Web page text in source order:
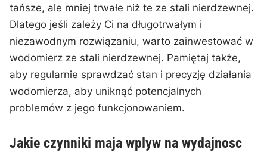
⁢tańsze, ale mniej trwałe niż te ze stali nierdzewnej.
Dlatego jeśli zależy Ci ​na długotrwałym i
niezawodnym rozwiązaniu,‍ warto zainwestować w
wodomierz ze stali nierdzewnej. Pamiętaj także,
aby regularnie sprawdzać stan i precyzję działania
wodomierza, aby⁢ uniknąć potencjalnych
‍problemów z jego funkcjonowaniem.
Jakie ⁣czynniki⁢ maja wplyw na wydajnosc